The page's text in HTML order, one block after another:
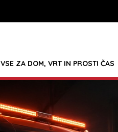
VSE ZA DOM, VRT IN PROSTI ČAS